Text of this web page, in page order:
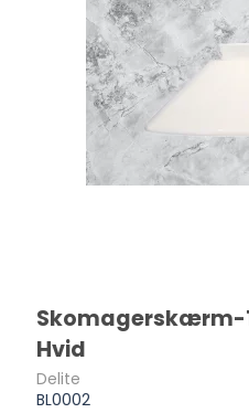
Skomagerskærm-
Hvid
Delite
BL0002